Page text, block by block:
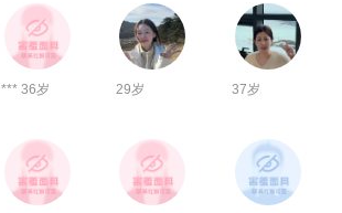
*** 36岁 29岁 37岁